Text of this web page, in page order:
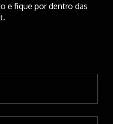
e fique por dentro das